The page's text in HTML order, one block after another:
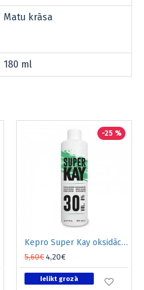
Matu krāsa
180 ml
-25 %
Kepro Super Kay oksidācijas emulsija 9% 360ml
5,60€ 4,20€
Ielikt grozā